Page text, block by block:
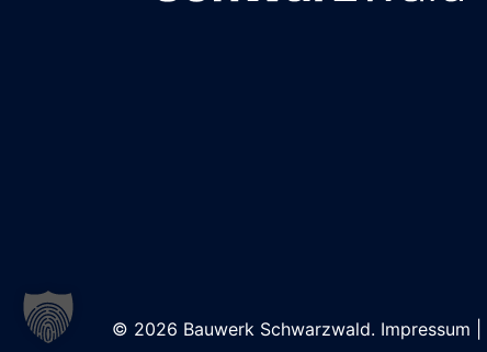
© 2026 Bauwerk Schwarzwald. Impressum